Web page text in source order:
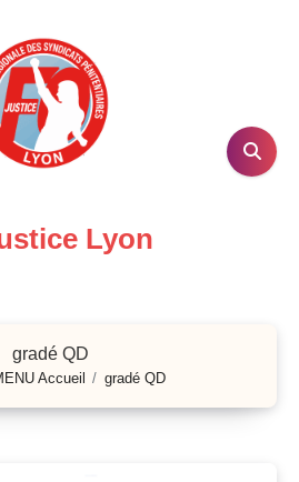
Lyon
gradé QD
Accueil gradé QD